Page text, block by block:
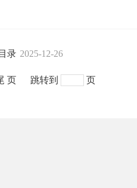
录 2025-12-26
页 跳转到 页